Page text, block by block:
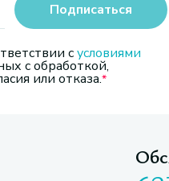
сусловиями
с обработкой,
или отказа.
Подписаться